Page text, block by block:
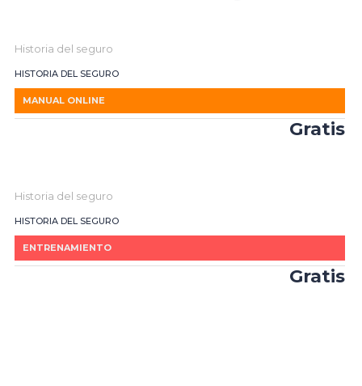
Historia del seguro
HISTORIA DEL SEGURO
MANUAL ONLINE
Gratis
Historia del seguro
HISTORIA DEL SEGURO
ENTRENAMIENTO
Gratis